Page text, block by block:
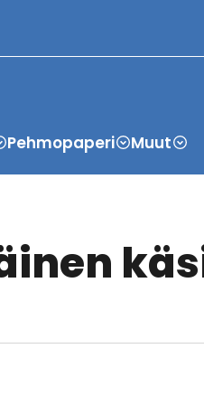
Pehmopaperi Muut